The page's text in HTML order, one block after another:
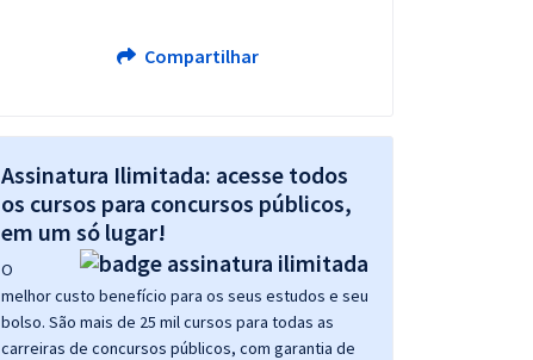
Compartilhar
Assinatura Ilimitada: acesse todos
os cursos para concursos públicos,
em um só lugar!
O
melhor custo benefício para os seus estudos e seu
bolso. São mais de 25 mil cursos para todas as
carreiras de concursos públicos, com garantia de